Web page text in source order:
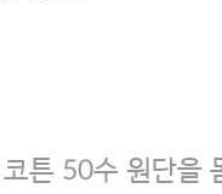
5만원 이
튼 50수 원단을